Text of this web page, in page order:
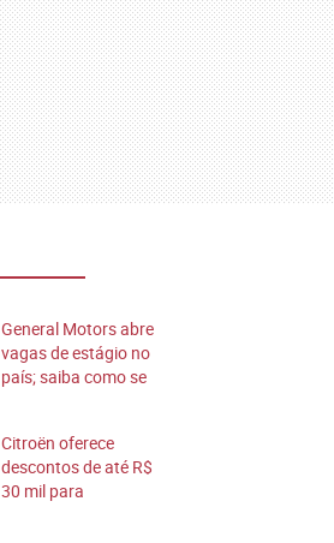
General Motors abre
vagas de estágio no
país; saiba como se
Citroën oferece
descontos de até R$
30 mil para